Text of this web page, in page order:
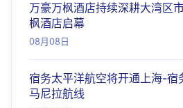
万豪万枫酒店持续深耕大湾区
枫酒店启幕
08月08日
宿务太平洋航空将开通上海-宿
马尼拉航线